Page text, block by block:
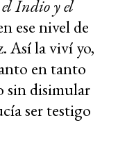
Indio y el
ese nivel de
Así la viví yo,
en tanto
sin disimular
ser testigo